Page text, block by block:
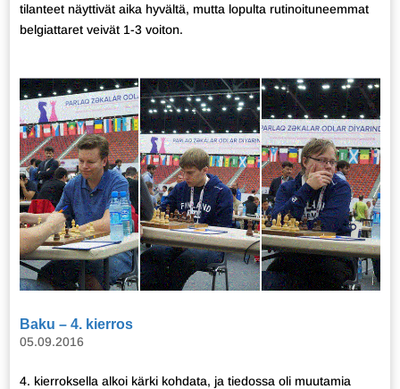
tilanteet näyttivät aika hyvältä, mutta lopulta rutinoituneemmat
belgiattaret veivät 1-3 voiton.
Baku – 4. kierros
05.09.2016
4. kierroksella alkoi kärki kohdata, ja tiedossa oli muutamia